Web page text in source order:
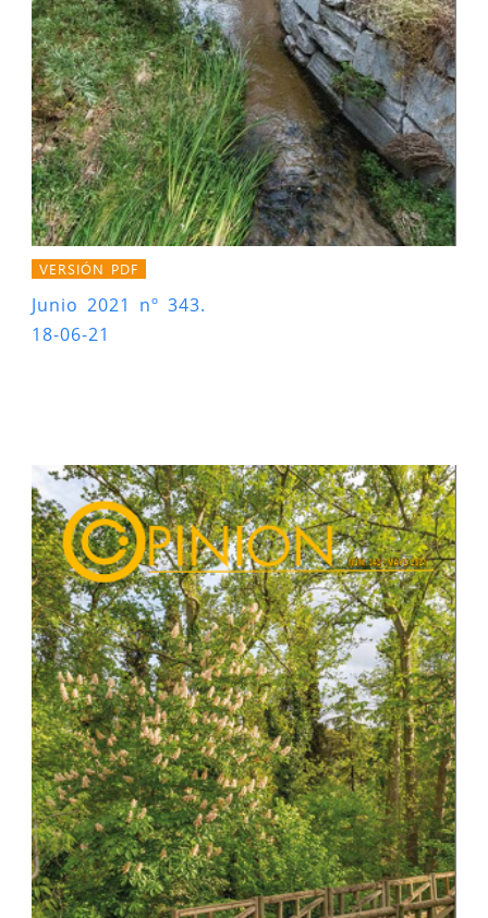
VERSIÓN PDF
Junio 2021 nº 343.
18-06-21